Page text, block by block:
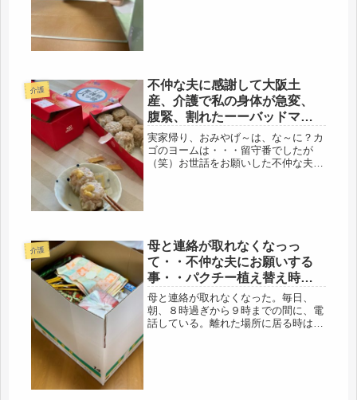
介護
不仲な夫に感謝して大阪土
産、介護で私の身体が急変、
腹緊、割れたーーバッドマ
ン。
実家帰り、おみやげ～は、な～に？カ
ゴのヨームは・・・留守番でしたが
（笑）お世話をお願いした不仲な夫に
介護
母と連絡が取れなくなっっ
て・・不仲な夫にお願いする
事・・パクチー植え替え時期
です。
母と連絡が取れなくなった。毎日、
朝、８時過ぎから９時までの間に、電
話している。離れた場所に居る時は、